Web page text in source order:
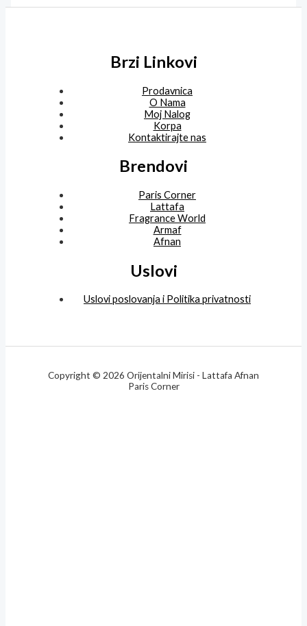
Brzi Linkovi
Prodavnica
O Nama
Moj Nalog
Korpa
Kontaktirajte nas
Brendovi
Paris Corner
Lattafa
Fragrance World
Armaf
Afnan
Uslovi
Uslovi poslovanja i Politika privatnosti
Copyright © 2026 Orijentalni Mirisi - Lattafa Afnan
Paris Corner